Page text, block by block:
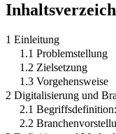
1 Einleitung
1.1 Problemstellung
1.2 Zielsetzung
1.3 Vorgehensweise
2 Digitalisierung und
2.1
2.2